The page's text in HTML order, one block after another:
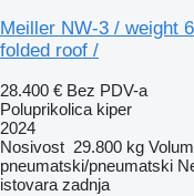
Meiller NW-3 / weight
folded roof /
28.400 € Bez PDV-a
Poluprikolica kiper
2024
Nosivost 29.800 kg
pneumatski/pneumatski
istovara zadnja